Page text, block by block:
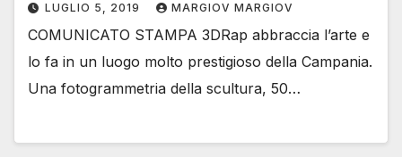
LUGLIO 5, 2019 MARGIOV MARGIOV
COMUNICATO STAMPA 3DRap abbraccia l’arte e
lo fa in un luogo molto prestigioso della Campania.
Una fotogrammetria della scultura, 50…